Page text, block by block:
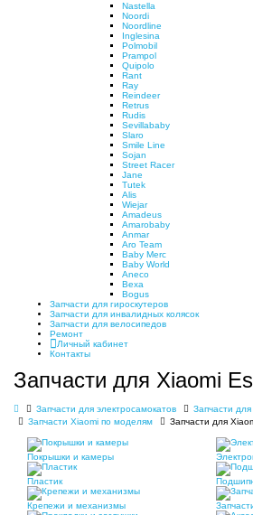
Nastella
Noordi
Noordline
Inglesina
Polmobil
Prampol
Quipolo
Rant
Ray
Reindeer
Retrus
Rudis
Sevillababy
Slaro
Smile Line
Sojan
Street Racer
Jane
Tutek
Alis
Wiejar
Amadeus
Amarobaby
Anmar
Aro Team
Baby Merc
Baby World
Aneco
Bexa
Bogus
Запчасти для гироскутеров
Запчасти для инвалидных колясок
Запчасти для велосипедов
Ремонт
Личный кабинет
Контакты
Запчасти для Xiaomi
Запчасти для электросамокатов
Запчасти
Запчасти Xiaomi по моделям
Запчасти для
Покрышки и камеры
Пластик
Крепежи и механизмы